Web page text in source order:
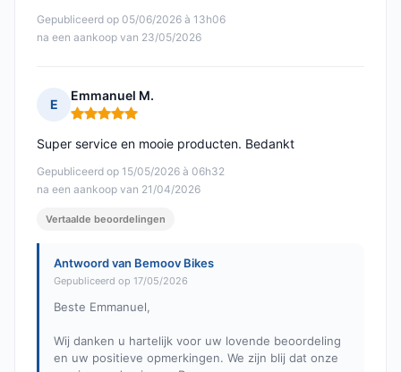
Gepubliceerd op 05/06/2026 à 13h06
na een aankoop van 23/05/2026
E
Emmanuel M.
Opmerking: 5 van 5
Gepubliceerd op 15/05/2026 à 06h32
na een aankoop van 21/04/2026
Super service en mooie producten. Bedankt
Vertaalde beoordelingen
Antwoord van Bemoov Bikes
Gepubliceerd op 17/05/2026
Beste Emmanuel,
Wij danken u hartelijk voor uw lovende beoordeling
en uw positieve opmerkingen. We zijn blij dat onze